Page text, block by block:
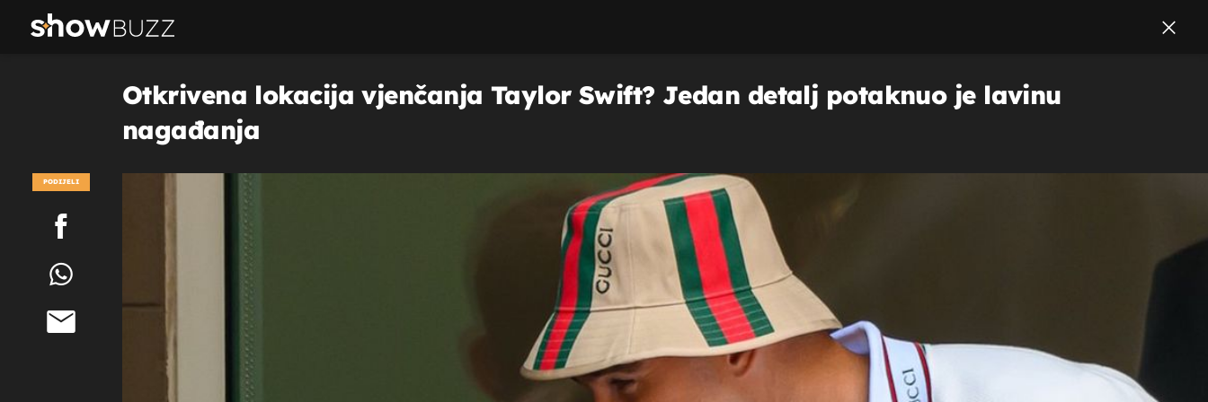
Otkrivena lokacija vjenčanja Taylor Swift? Jedan detalj potaknuo je lavinu
nagađanja
PODIJELI
POGLEDAJ